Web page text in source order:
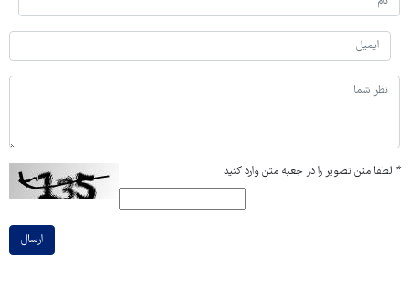
* لطفا متن تصویر را در جعبه متن وارد کنید
ارسال